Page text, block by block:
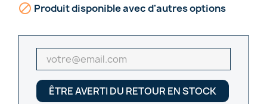
 Produit disponible avec d'autres options
ÊTRE AVERTI DU RETOUR EN STOCK